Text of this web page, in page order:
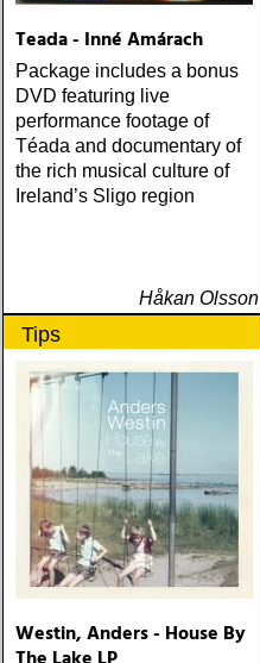
Teada - Inné Amárach
Package includes a bonus
DVD featuring live
performance footage of
Téada and documentary of
the rich musical culture of
Ireland’s Sligo region
Håkan Olsson
Tips
Westin, Anders - House By